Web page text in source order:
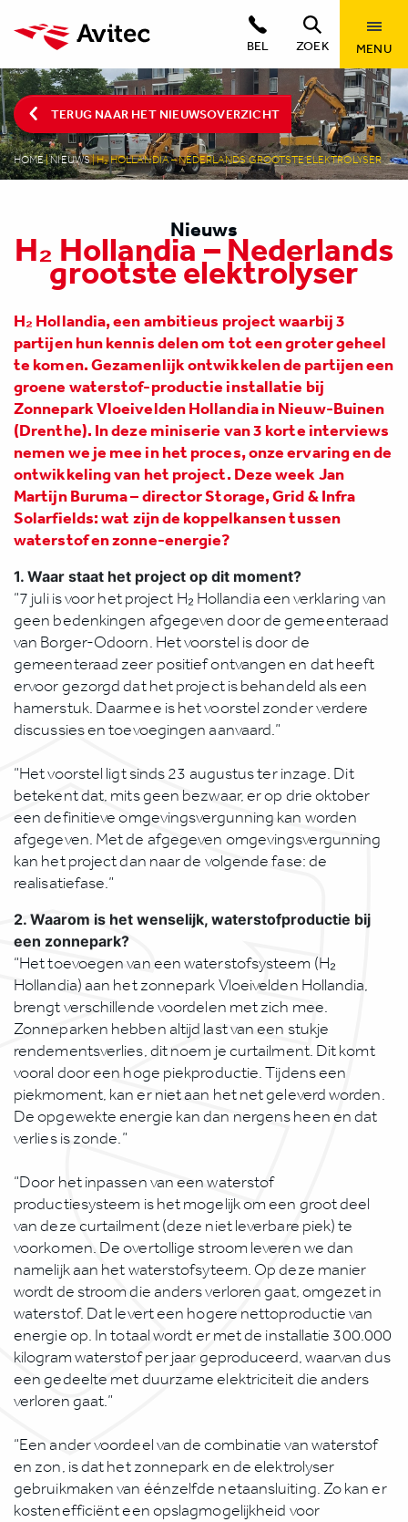
BEL ZOEK MENU
TERUG NAAR HET NIEUWSOVERZICHT
HOME|NIEUWS|H₂ HOLLANDIA – NEDERLANDS GROOTSTE ELEKTROLYSER
Nieuws
H₂ Hollandia – Nederlands
grootste elektrolyser
H₂ Hollandia, een ambitieus project waarbij 3
partijen hun kennis delen om tot een groter geheel
te komen. Gezamenlijk ontwikkelen de partijen een
groene waterstof-productie installatie bij
Zonnepark Vloeivelden Hollandia in Nieuw-Buinen
(Drenthe). In deze miniserie van 3 korte interviews
nemen we je mee in het proces, onze ervaring en de
ontwikkeling van het project. Deze week Jan
Martijn Buruma – director Storage, Grid & Infra
Solarfields: wat zijn de koppelkansen tussen
waterstof en zonne-energie?
1. Waar staat het project op dit moment?
“7 juli is voor het project H₂ Hollandia een verklaring van
geen bedenkingen afgegeven door de gemeenteraad
van Borger-Odoorn. Het voorstel is door de
gemeenteraad zeer positief ontvangen en dat heeft
ervoor gezorgd dat het project is behandeld als een
hamerstuk. Daarmee is het voorstel zonder verdere
discussies en toevoegingen aanvaard.”
“Het voorstel ligt sinds 23 augustus ter inzage. Dit
betekent dat, mits geen bezwaar, er op drie oktober
een definitieve omgevingsvergunning kan worden
afgegeven. Met de afgegeven omgevingsvergunning
kan het project dan naar de volgende fase: de
realisatiefase.”
2. Waarom is het wenselijk, waterstofproductie bij
een zonnepark?
“Het toevoegen van een waterstofsysteem (H₂
Hollandia) aan het zonnepark Vloeivelden Hollandia,
brengt verschillende voordelen met zich mee.
Zonneparken hebben altijd last van een stukje
rendementsverlies, dit noem je curtailment. Dit komt
vooral door een hoge piekproductie. Tijdens een
piekmoment, kan er niet aan het net geleverd worden.
De opgewekte energie kan dan nergens heen en dat
verlies is zonde.”
“Door het inpassen van een waterstof
productiesysteem is het mogelijk om een groot deel
van deze curtailment (deze niet leverbare piek) te
voorkomen. De overtollige stroom leveren we dan
namelijk aan het waterstofsyteem. Op deze manier
wordt de stroom die anders verloren gaat, omgezet in
waterstof. Dat levert een hogere nettoproductie van
energie op. In totaal wordt er met de installatie 300.000
kilogram waterstof per jaar geproduceerd, waarvan dus
een gedeelte met duurzame elektriciteit die anders
verloren gaat.”
“Een ander voordeel van de combinatie van waterstof
en zon, is dat het zonnepark en de elektrolyser
gebruikmaken van éénzelfde netaansluiting. Zo kan er
kostenefficiënt een opslagmogelijkheid voor